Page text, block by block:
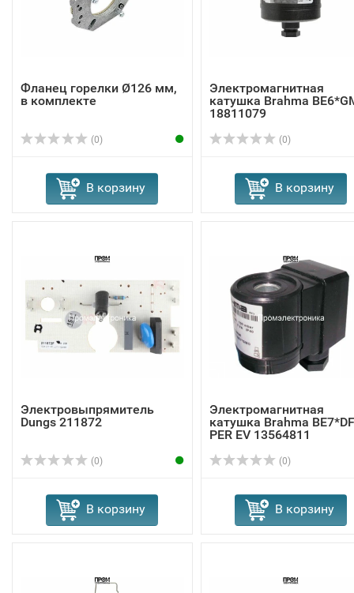
Фланец горелки Ø126 мм,
в комплекте
(0)
В корзину
Электромагнитная
катушка Brahma
18811079
(0)
В корзину
Электровыпрямитель
Dungs 211872
(0)
В корзину
Электромагнитная
катушка Brahma
PER EV 13564811
(0)
В корзину